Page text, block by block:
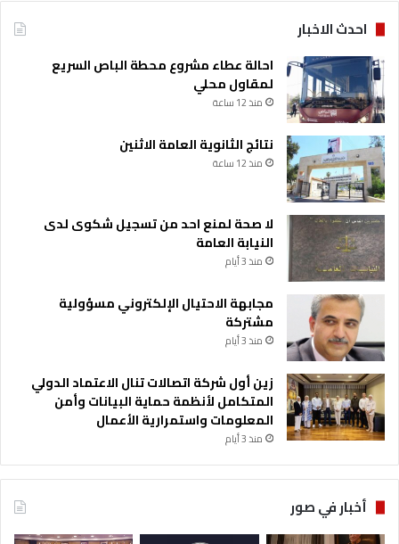
احدث الاخبار
احالة عطاء مشروع محطة الباص السريع
لمقاول محلي
منذ 12 ساعة
نتائج الثانوية العامة الاثنين
منذ 12 ساعة
لا صحة لمنع احد من تسجيل شكوى لدى
النيابة العامة
منذ 3 أيام
مجابهة الاحتيال الإلكتروني مسؤولية
مشتركة
منذ 3 أيام
زين أول شركة اتصالات تنال الاعتماد الدولي
المتكامل لأنظمة حماية البيانات وأمن
المعلومات واستمرارية الأعمال
منذ 3 أيام
أخبار في صور